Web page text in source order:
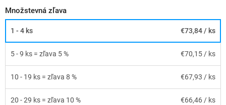
Množstevná zľava
1 - 4 ks €73,84/ ks
5 - 9 ks = zľava 5 % €70,15/ ks
10 - 19 ks = zľava 8 % €67,93 / ks
20 - 29 ks = zľava 10 % €66,46/ ks